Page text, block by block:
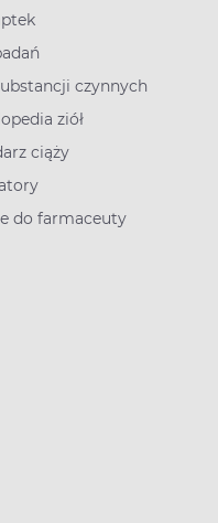
czynnych
ziół
ciąży
do farmaceuty